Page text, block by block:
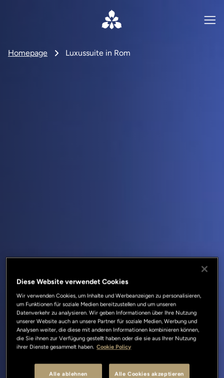
Homepage Luxussuite in Rom
Diese Website verwendet Cookies
Wir verwenden Cookies, um Inhalte und Werbeanzeigen zu personalisieren,
um Funktionen für soziale Medien bereitzustellen und um unseren
Datenverkehr zu analysieren. Wir geben Informationen über Ihre Nutzung
unserer Website auch an unsere Partner für soziale Medien, Werbung und
Analysen weiter, die diese mit anderen Informationen kombinieren können,
die Sie ihnen zur Verfügung gestellt haben oder die sie aus Ihrer Nutzung
ihrer Dienste gesammelt haben. Cookie Policy
Alle ablehnen Alle Cookies akzeptieren